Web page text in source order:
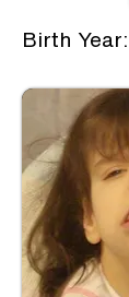
Birth Year: